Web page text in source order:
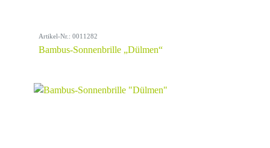
Farbe
Artikel-Nr.: 0011282
Bambus-Sonnenbrille „Dülmen“